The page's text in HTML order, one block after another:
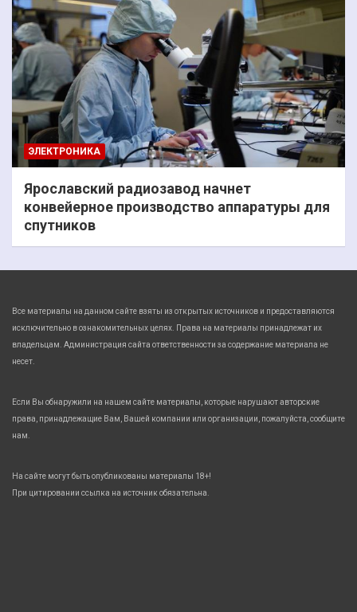
ЭЛЕКТРОНИКА
Ярославский радиозавод начнет
конвейерное производство аппаратуры для
спутников
Все материалы на данном сайте взяты из открытых источников и предоставляются
исключительно в ознакомительных целях. Права на материалы принадлежат их
владельцам. Администрация сайта ответственности за содержание материала не
несет.
Если Вы обнаружили на нашем сайте материалы, которые нарушают авторские
права, принадлежащие Вам, Вашей компании или организации, пожалуйста, сообщите
нам.
На сайте могут быть опубликованы материалы 18+!
При цитировании ссылка на источник обязательна.